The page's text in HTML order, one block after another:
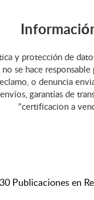
y protección de
se hace
o denuncia
garantías de
"certificacion a
30 Publicaciones en